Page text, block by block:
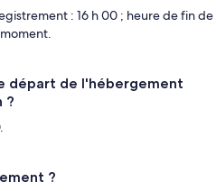
: 16 h 00 ; heure de fin de
départ de l'hébergement
?
?